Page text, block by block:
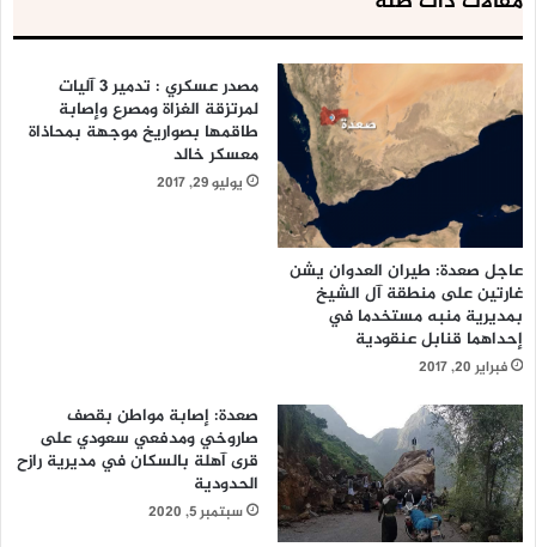
عاجل صعدة: طيران العدوان يشن
غارتين على منطقة آل الشيخ
بمديرية منبه مستخدما في
إحداهما قنابل عنقودية
فبراير 20, 2017
مصدر عسكري : تدمير 3 آليات
لمرتزقة الغزاة ومصرع وإصابة
طاقمها بصواريخ موجهة بمحاذاة
معسكر خالد
يوليو 29, 2017
صعدة: إصابة مواطن بقصف
صاروخي ومدفعي سعودي على
قرى آهلة بالسكان في مديرية رازح
الحدودية
سبتمبر 5, 2020